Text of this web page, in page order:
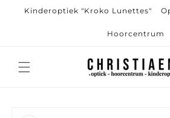
naar de
Kinderoptiek "Kroko Lunettes"
Hoorcentrum